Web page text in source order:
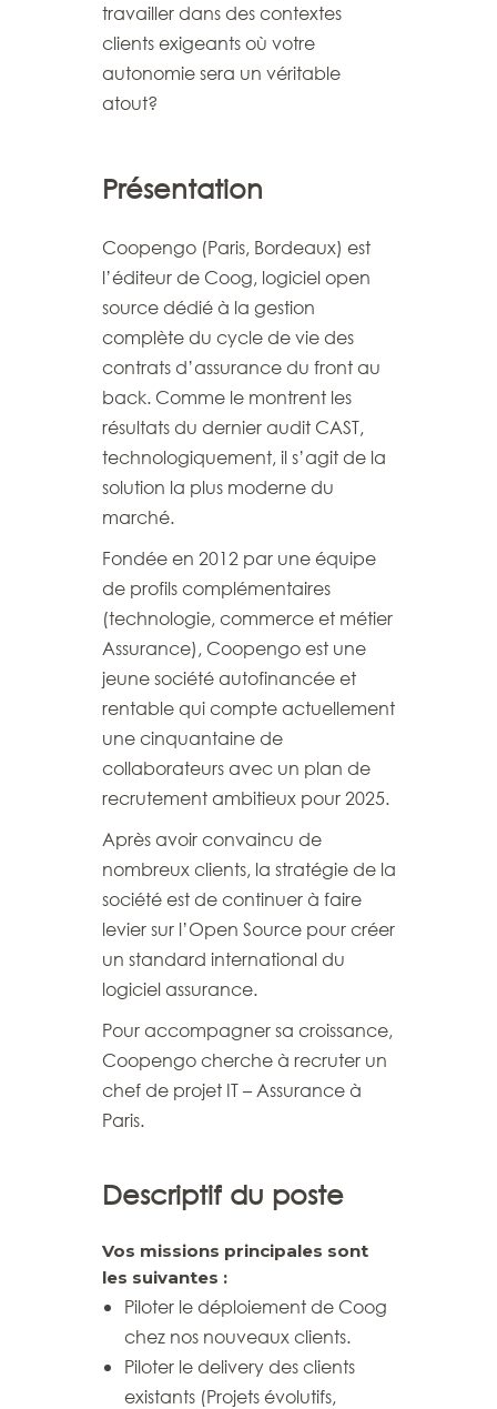
travailler dans des contextes
clients exigeants où votre
autonomie sera un véritable
atout?
Présentation
Coopengo (Paris, Bordeaux) est
l’éditeur de Coog, logiciel open
source dédié à la gestion
complète du cycle de vie des
contrats d’assurance du front au
back. Comme le montrent les
résultats du dernier audit CAST,
technologiquement, il s’agit de la
solution la plus moderne du
marché.
Fondée en 2012 par une équipe
de profils complémentaires
(technologie, commerce et métier
Assurance), Coopengo est une
jeune société autofinancée et
rentable qui compte actuellement
une cinquantaine de
collaborateurs avec un plan de
recrutement ambitieux pour 2025.
Après avoir convaincu de
nombreux clients, la stratégie de la
société est de continuer à faire
levier sur l’Open Source pour créer
un standard international du
logiciel assurance.
Pour accompagner sa croissance,
Coopengo cherche à recruter un
chef de projet IT – Assurance à
Paris.
Descriptif du poste
Vos missions principales sont
les suivantes :
Piloter le déploiement de Coog
chez nos nouveaux clients.
Piloter le delivery des clients
existants (Projets évolutifs,